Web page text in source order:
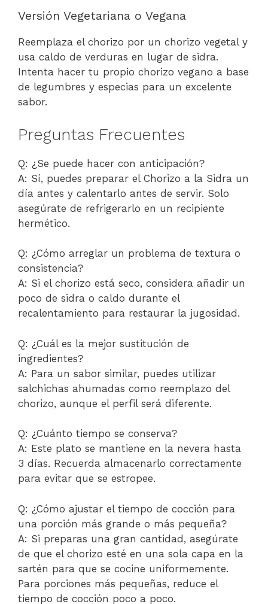
Versión Vegetariana o Vegana
Reemplaza el chorizo por un chorizo vegetal y
usa caldo de verduras en lugar de sidra.
Intenta hacer tu propio chorizo vegano a base
de legumbres y especias para un excelente
sabor.
Preguntas Frecuentes
Q: ¿Se puede hacer con anticipación?
A: Sí, puedes preparar el Chorizo a la Sidra un
día antes y calentarlo antes de servir. Solo
asegúrate de refrigerarlo en un recipiente
hermético.
Q: ¿Cómo arreglar un problema de textura o
consistencia?
A: Si el chorizo está seco, considera añadir un
poco de sidra o caldo durante el
recalentamiento para restaurar la jugosidad.
Q: ¿Cuál es la mejor sustitución de
ingredientes?
A: Para un sabor similar, puedes utilizar
salchichas ahumadas como reemplazo del
chorizo, aunque el perfil será diferente.
Q: ¿Cuánto tiempo se conserva?
A: Este plato se mantiene en la nevera hasta
3 días. Recuerda almacenarlo correctamente
para evitar que se estropee.
Q: ¿Cómo ajustar el tiempo de cocción para
una porción más grande o más pequeña?
A: Si preparas una gran cantidad, asegúrate
de que el chorizo esté en una sola capa en la
sartén para que se cocine uniformemente.
Para porciones más pequeñas, reduce el
tiempo de cocción poco a poco.